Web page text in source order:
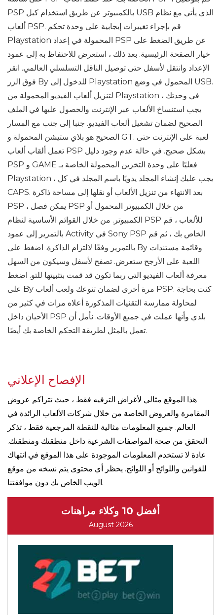
PSP بالكمبيوتر عن طريق استخدام كبل USB الذي يأتي مع نظام
ألعاب PSP. قم بإجراء تغييرات إيجابية على وحدة تحكم
Playstation المحمولة في إعداد PSP عن طريق الضغط على
خيار الصفحة الرئيسية. بعد ذلك ، استعرض للاحتفاظ به إلى عمود
الإعداد وانتقل لأسفل حتى توصيل الناقل التسلسلي العالمي. انقر
فوق الزر By للدخول إلى Playstation المحمول في وضع USB.
لتنزيل ألعاب الفيديو المحمولة من Playstation في وحدتك ،
يجب استنساخ الألعاب عبر الإنترنت والحصول عليها في الملف
الصحيح لضمان تشغيل ألعاب الفيديو. جنبا إلى جنب مع المسار
الصحيح هو بلاي ستيشن المحمولة و GT. لعبة على الإنترنت حتى
تعمل ألقاب ألعاب PSP بشكل صحيح. في حالة عدم وجود دليل
PSP و GAME فعليًا على وحدة التخزين المحمولة الخاصة بـ
Playstation ، يجب عليك إنشاء المجلد يدويًا باسم المجلد في كل
CAPS. بعد الانتهاء من تنزيل الألعاب أو نقلها إلى مساحة ذاكرة
PSP ، يمكن فصل PSP من خلال الكمبيوتر المحمول أو
الكمبيوتر. من خلال القوائم الأساسية لنظام PSP للألعاب ، قم
بالتمرير إلى عمود Activity في Sony PSP الخاص بك ، ثم قم
بالتمرير وفقًا لالتزام الذاكرة. اضغط على By وقائمة مستندات
اللعبة على الأرجح ستعرض. تصفح لأسفل وسيكون من السهل
معرفة ألعاب الفيديو التي ربما تكون قد قمت بتثبيتها للتو. اضغط
على By مرة أخرى لضمان تنوعك ولعب ألعاب PSP. كنت بحاجة
لمحاولة ممارسة التقنيات المذكورة أعلاه مرات في كثير من
الأحيان داخل PSP بلدي وأنها عملت في جميع الأوقات. نأمل أن
تعمل بالمثل لطريقة التحكم الخاصة بك أيضًا.
الإفصاح الإعلاني
هذا الموقع مثالي لأغراض الترفيه فقط ، حيث تتراكم عروض
المقامرة والعروض الخاصة من خلال شركات الألعاب الرائدة في
العالم. جميع المعلومات مثالية للنقطة المرجعية فقط ، تذكر
التحقق من صحة المواصفات الشرعية داخل منطقتك ومنطقتك.
عادة لا تستخدم المعلومات الموجودة على هذا الموقع في انتهاك
للقوانين واللوائح أو اللوائح. يحظر أي محتوى يتم نسخه من موقع
الويب الخاص بك دون موافقتنا.
أفضل 10 وكلاء مراهنات
August 2026